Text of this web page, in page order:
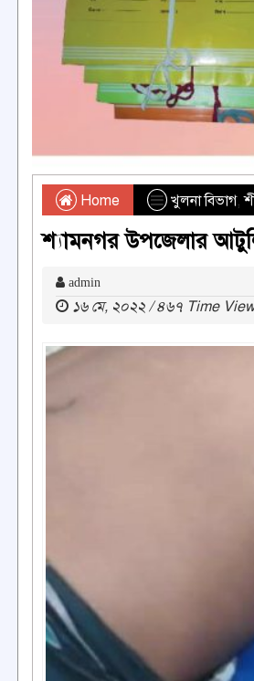
Home খুলনা বিভাগ,
শ্যামনগর উপজেলার
admin
১৬ মে, ২০২২ / ৪৬৭ Time